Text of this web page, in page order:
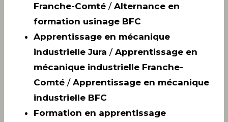
Franche-Comté / Alternance en
formation usinage BFC
Apprentissage en mécanique
industrielle Jura / Apprentissage en
mécanique industrielle Franche-
Comté / Apprentissage en mécanique
industrielle BFC
Formation en apprentissage